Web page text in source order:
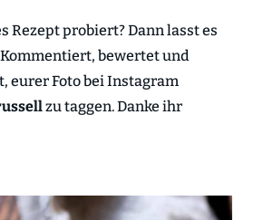
Rezept probiert? Dann lasst es
bewertet und
eurer Foto bei Instagram
zu taggen. Danke ihr